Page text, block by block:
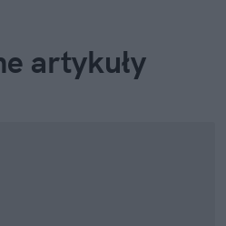
artykuły